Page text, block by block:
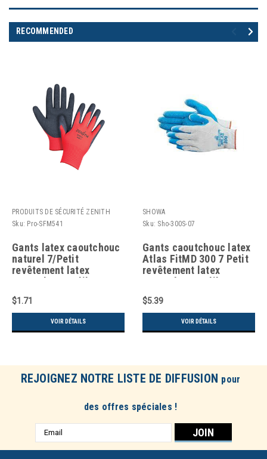
RECOMMENDED
PRODUITS DE SÉCURITÉ ZENITH
Sku: Pro-SFM541
Gants latex caoutchouc
naturel 7/Petit
revêtement latex
caoutchouc calibre 13
$1.71
VOIR DÉTAILS
SHOWA
Sku: Sho-300S-07
Gants caoutchouc latex
Atlas FitMD 300 7 Petit
revêtement latex
caoutchouc calibre 10
Coton
$5.39
VOIR DÉTAILS
REJOIGNEZ NOTRE LISTE DE DIFFUSION pour
des offres spéciales !
Adresse
e-